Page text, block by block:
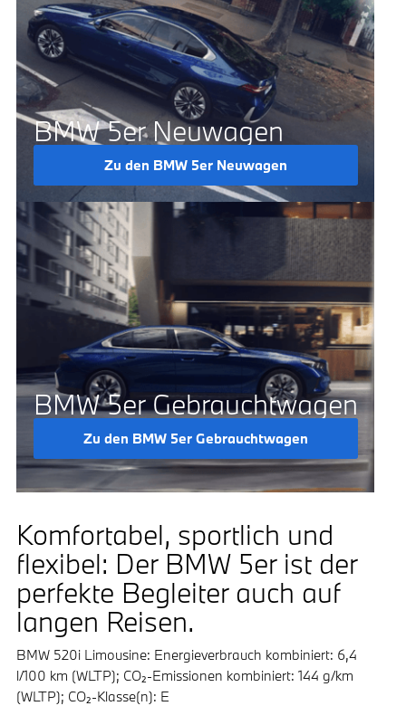
BMW 5er Neuwagen
Zu den BMW 5er Neuwagen
BMW 5er Gebrauchtwagen
Zu den BMW 5er Gebrauchtwagen
Komfortabel, sportlich und
flexibel: Der BMW 5er ist der
perfekte Begleiter auch auf
langen Reisen.
BMW 520i Limousine: Energieverbrauch kombiniert: 6,4
l/100 km (WLTP); CO₂-Emissionen kombiniert: 144 g/km
(WLTP); CO₂-Klasse(n): E